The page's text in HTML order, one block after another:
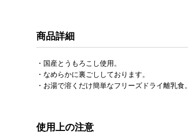
商品詳細
・国産とうもろこし使用。
・なめらかに裏ごししております。
・お湯で溶くだけ簡単なフリーズドライ離乳食。
使用上の注意